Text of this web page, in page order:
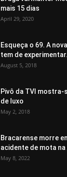
mais 15 dias
April 29, 2020
Esqueça o 69. A
tem de
August 5, 2018
Pivô da TVI mostra-
de luxo
May 2, 2018
Bracarense morre
acidente de mota na
May 8, 2022